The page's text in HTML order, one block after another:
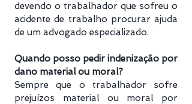
devendo o trabalhador que sofreu o
acidente de trabalho procurar ajuda
de um advogado especializado.
Quando posso pedir indenização por
dano material ou moral?
Sempre que o trabalhador sofre
prejuízos material ou moral por